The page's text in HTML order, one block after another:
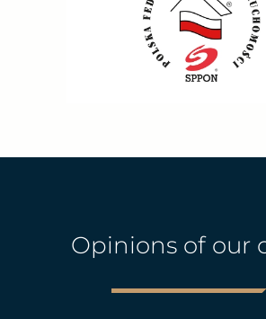
Opinions of our